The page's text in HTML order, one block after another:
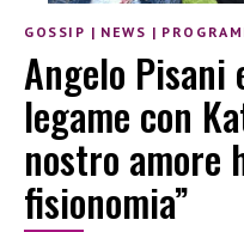
GOSSIP | NEWS |
Angelo Pisani
legame con
nostro amore
fisionomia”